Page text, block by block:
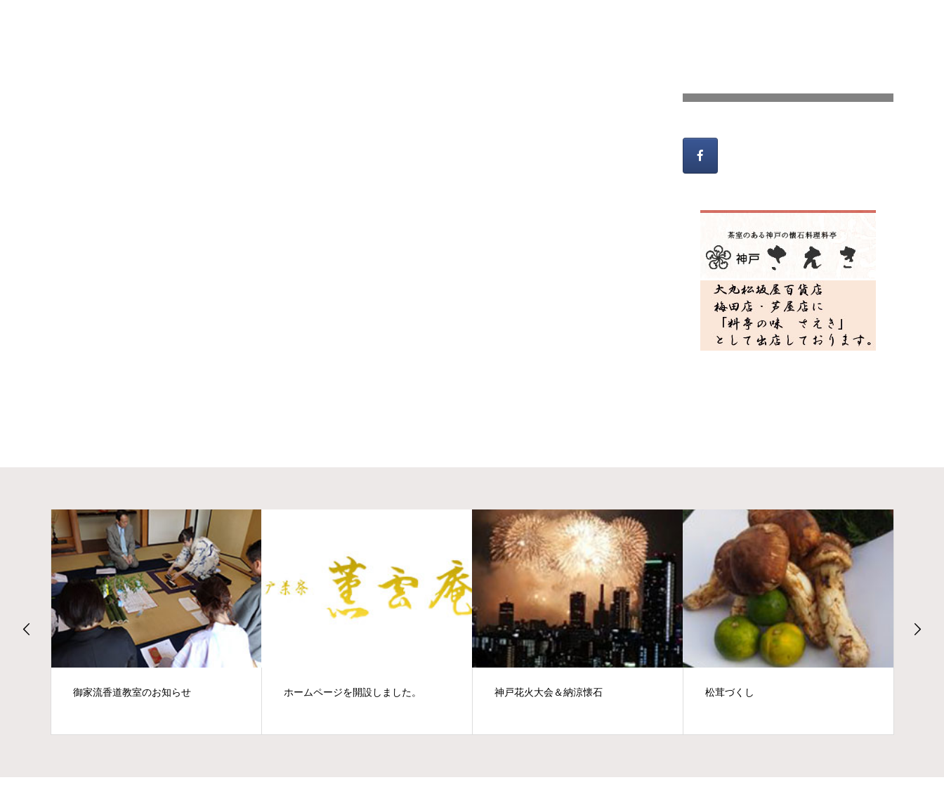
御家流香道教室のお知らせ ホームページを開設しました。 神戸花火大会＆納涼懐石 松茸づくし